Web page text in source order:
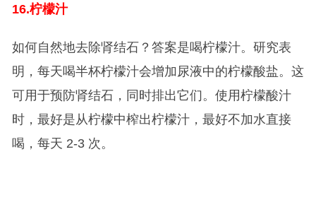
16.柠檬汁
如何自然地去除肾结石？答案是喝柠檬汁。研究表
明，每天喝半杯柠檬汁会增加尿液中的柠檬酸盐。这
可用于预防肾结石，同时排出它们。使用柠檬酸汁
时，最好是从柠檬中榨出柠檬汁，最好不加水直接
喝，每天 2-3 次。